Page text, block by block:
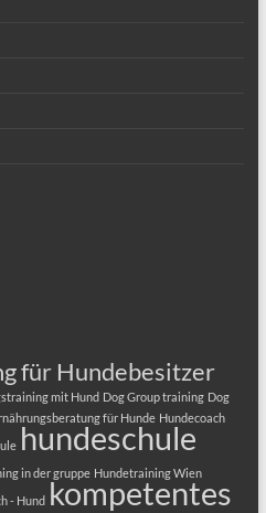
für Hundebesitzer
mit Hund Dog Group training Dog
für Hunde Hundecoach
hundeschule
in der gruppe Hundetraining Wien
- Hund kompetentes